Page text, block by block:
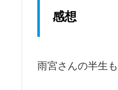
感想
雨宮さんの半生